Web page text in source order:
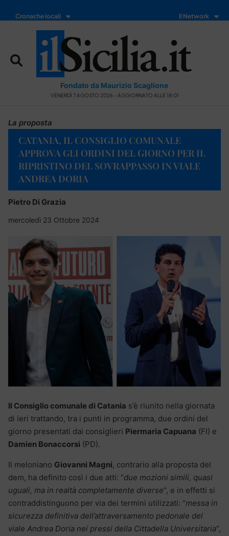
Cronache locali Il Network
Fondato da Maurizio Scaglione
VENERDÌ 7 AGOSTO 2026 - AGGIORNATO ALLE 18:01
La proposta
CATANIA, IL CONSIGLIO COMUNALE
APPROVA GLI ORDINI DEL GIORNO PER IL
RIPRISTINO DEL SOVRAPPASSO IN VIALE
ANDREA DORIA
Pietro Di Grazia
mercoledì 23 Ottobre 2024
Il Consiglio comunale di Catania s’è riunito nella giornata
di ieri trattando, tra i punti in programma, due ordini del
giorno presentati dai consiglieri Piermaria Capuana (FI) e
Damien Bonaccorsi (PD).
Il meloniano Giovanni Magni, contrario alla proposta del
dem, ha definito così i due atti: “due mozioni simili, quasi
uguali, ma in realtà completamente diverse“, e in effetti si
contraddistinguono per via dei termini utilizzati: “messa in
sicurezza definitiva dell’attraversamento pedonale del
viale Andrea Doria nei pressi della Cittadella Universitaria“,